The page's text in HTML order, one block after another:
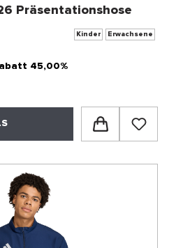
Präsentationshose
Kinder Erwachsene
45,00%